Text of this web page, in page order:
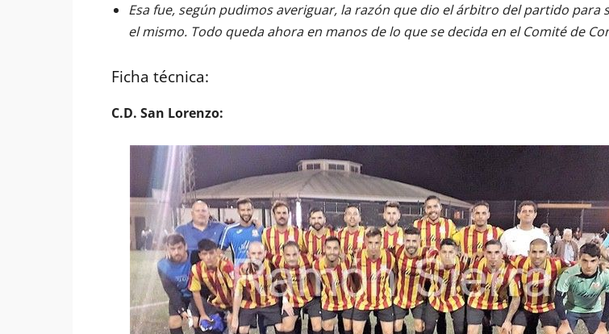
Esa fue, según pudimos averiguar, la razón que dio el árbitro del partido para
el mismo. Todo queda ahora en manos de lo que se decida en el Comité de
Ficha técnica:
C.D. San Lorenzo: